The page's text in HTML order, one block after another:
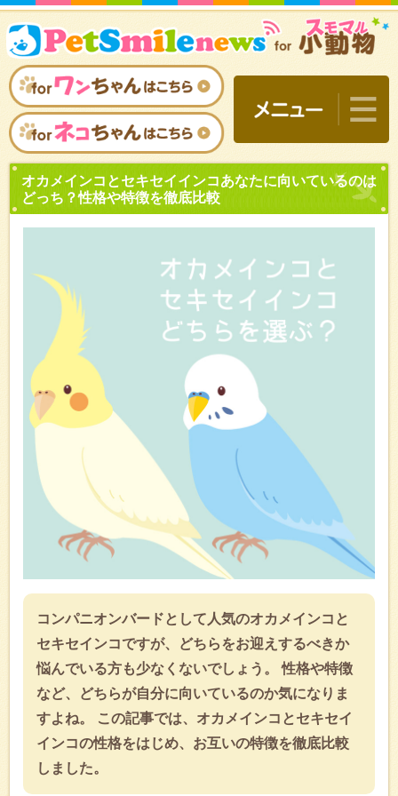
オカメインコとセキセイイ
どっち？性格や特徴を徹底
コンパニオンバードとして人気のオカメインコと
セキセインコですが、どちらをお迎えするべきか
悩んでいる方も少なくないでしょう。 性格や特徴
など、どちらが自分に向いているのか気になりま
すよね。 この記事では、オカメインコとセキセイ
インコの性格をはじめ、お互いの特徴を徹底比較
しました。